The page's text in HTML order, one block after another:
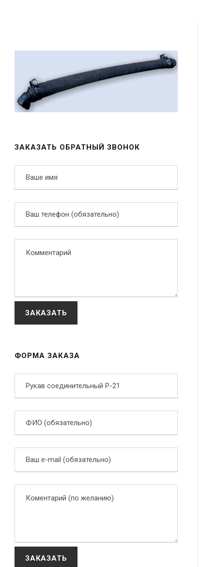
ЗАКАЗАТЬ ОБРАТНЫЙ ЗВОНОК
ФОРМА ЗАКАЗА